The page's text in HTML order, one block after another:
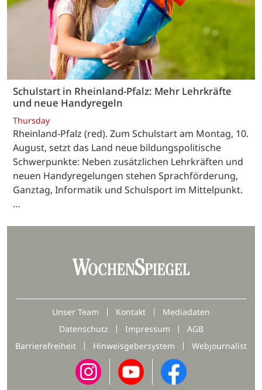
Schulstart in Rheinland-Pfalz: Mehr Lehrkräfte
und neue Handyregeln
Thursday
Rheinland-Pfalz (red). Zum Schulstart am Montag, 10.
August, setzt das Land neue bildungspolitische
Schwerpunkte: Neben zusätzlichen Lehrkräften und
neuen Handyregelungen stehen Sprachförderung,
Ganztag, Informatik und Schulsport im Mittelpunkt.
…
Unser Team Kontakt
Mediadaten
Datenschutz
Impressum
AGB
Barrierefreiheit
Hinweisgebersystem Webjournalist